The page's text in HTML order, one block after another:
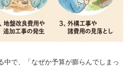
中で、「なぜか予算が膨らんでしまっ